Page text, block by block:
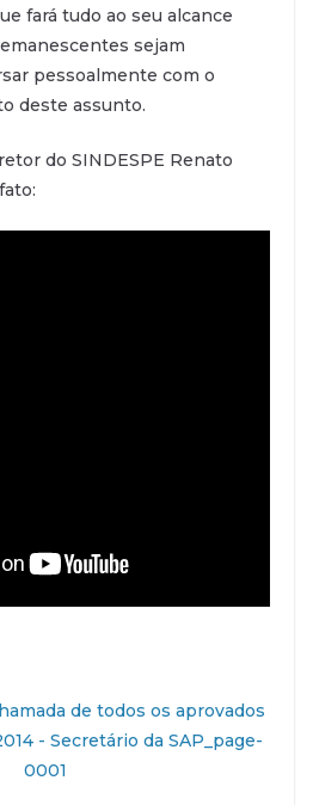
fará tudo ao seu alcance
sejam
pessoalmente com o
deste assunto.
do SINDESPE Renato